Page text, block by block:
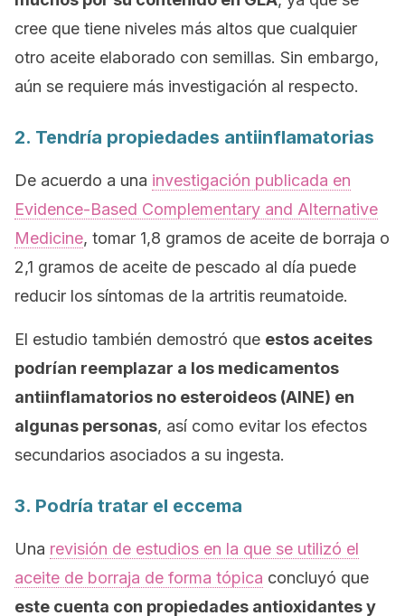
cree que tiene niveles más altos que cualquier
otro aceite elaborado con semillas. Sin embargo,
aún se requiere más investigación al respecto.
2. Tendría propiedades antiinflamatorias
De acuerdo a una investigación publicada en
Evidence-Based Complementary and Alternative
Medicine, tomar 1,8 gramos de aceite de borraja o
2,1 gramos de aceite de pescado al día puede
reducir los síntomas de la artritis reumatoide.
El estudio también demostró que estos aceites
podrían reemplazar a los medicamentos
antiinflamatorios no esteroideos (AINE) en
algunas personas, así como evitar los efectos
secundarios asociados a su ingesta.
3. Podría tratar el eccema
Una revisión de estudios en la que se utilizó el
aceite de borraja de forma tópica concluyó que
este cuenta con propiedades antioxidantes y